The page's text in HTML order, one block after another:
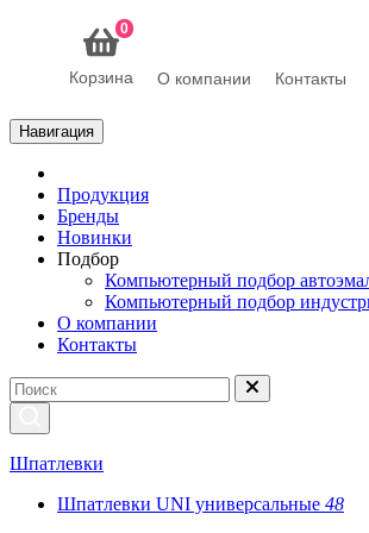
0
Корзина О компании Контакты
Навигация
Продукция
Бренды
Новинки
Подбор
Компьютерный подбор
Компьютерный подбор
О компании
Контакты
Шпатлевки
Шпатлевки UNI универсальные 48